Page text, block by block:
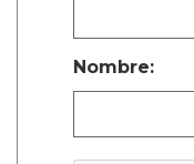
Nombre: